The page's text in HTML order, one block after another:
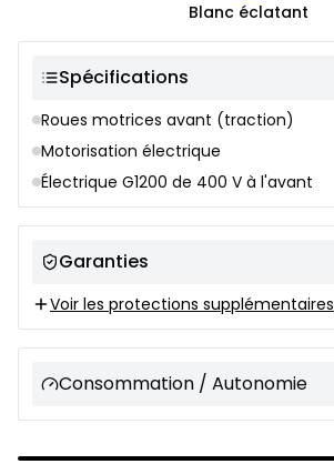
Blanc éclatant
Spécifications
Roues motrices avant (traction)
Motorisation électrique
Électrique G1200 de 400 V à l'avant
Garanties
Voir les protections supplémentaires
Consommation / Autonomie